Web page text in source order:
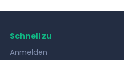
Schnell zu
Anmelden